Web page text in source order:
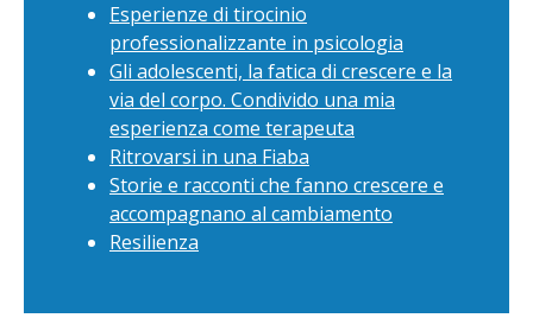
Esperienze di tirocinio
professionalizzante in psicologia
Gli adolescenti, la fatica di crescere e la
via del corpo. Condivido una mia
esperienza come terapeuta
Ritrovarsi in una Fiaba
Storie e racconti che fanno crescere e
accompagnano al cambiamento
Resilienza